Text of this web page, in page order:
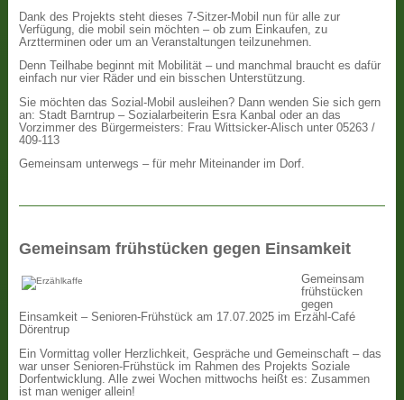
Dank des Projekts steht dieses 7-Sitzer-Mobil nun für alle zur
Verfügung, die mobil sein möchten – ob zum Einkaufen, zu
Arztterminen oder um an Veranstaltungen teilzunehmen.
Denn Teilhabe beginnt mit Mobilität – und manchmal braucht es dafür
einfach nur vier Räder und ein bisschen Unterstützung.
Sie möchten das Sozial-Mobil ausleihen? Dann wenden Sie sich gern
an: Stadt Barntrup – Sozialarbeiterin Esra Kanbal oder an das
Vorzimmer des Bürgermeisters: Frau Wittsicker-Alisch unter 05263 /
409-113
Gemeinsam unterwegs – für mehr Miteinander im Dorf.
Gemeinsam frühstücken gegen Einsamkeit
Gemeinsam
frühstücken
gegen
Einsamkeit – Senioren-Frühstück am 17.07.2025 im Erzähl-Café
Dörentrup
Ein Vormittag voller Herzlichkeit, Gespräche und Gemeinschaft – das
war unser Senioren-Frühstück im Rahmen des Projekts Soziale
Dorfentwicklung. Alle zwei Wochen mittwochs heißt es: Zusammen
ist man weniger allein!